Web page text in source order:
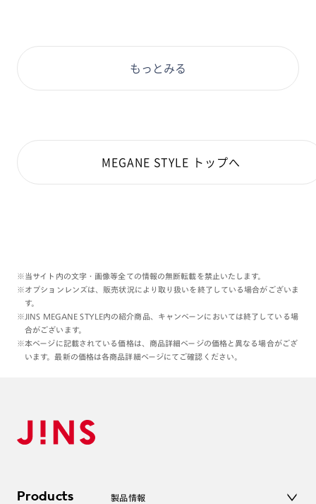
もっとみる
MEGANE STYLE トップへ
※当サイト内の文字・画像等全ての情報の無断転載を禁止いたします。
※オプションレンズは、販売状況により取り扱いを終了している場合がございま
す。
※JINS MEGANE STYLE内の紹介商品、キャンペーンにおいては終了している場
合がございます。
※本ページに記載されている価格は、商品詳細ページの価格と異なる場合がござ
います。最新の価格は各商品詳細ページにてご確認ください。
Products 製品情報